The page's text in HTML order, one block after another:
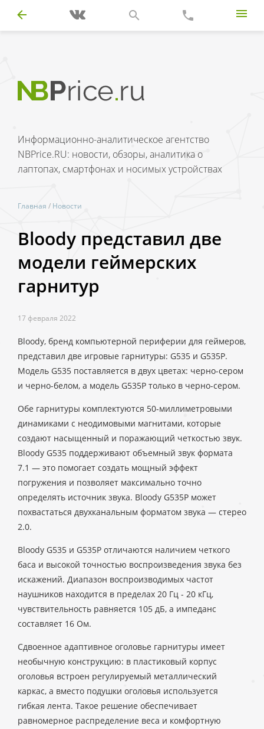
Информационно-аналитическое агентство
NBPrice.RU: новости, обзоры, аналитика о
лаптопах, смартфонах и носимых устройствах
Главная / Новости
Bloody представил две
модели геймерских
гарнитур
17 февраля 2022
Bloody, бренд компьютерной периферии для геймеров,
представил две игровые гарнитуры: G535 и G535P.
Модель G535 поставляется в двух цветах: черно-сером
и черно-белом, а модель G535P только в черно-сером.
Обе гарнитуры комплектуются 50-миллиметровыми
динамиками с неодимовыми магнитами, которые
создают насыщенный и поражающий четкостью звук.
Bloody G535 поддерживают объемный звук формата
7.1 — это помогает создать мощный эффект
погружения и позволяет максимально точно
определять источник звука. Bloody G535P может
похвастаться двухканальным форматом звука — стерео
2.0.
Bloody G535 и G535P отличаются наличием четкого
баса и высокой точностью воспроизведения звука без
искажений. Диапазон воспроизводимых частот
наушников находится в пределах 20 Гц - 20 кГц,
чувствительность равняется 105 дБ, а импеданс
составляет 16 Ом.
Сдвоенное адаптивное оголовье гарнитуры имеет
необычную конструкцию: в пластиковый корпус
оголовья встроен регулируемый металлический
каркас, а вместо подушки оголовья используется
гибкая лента. Такое решение обеспечивает
равномерное распределение веса и комфортную